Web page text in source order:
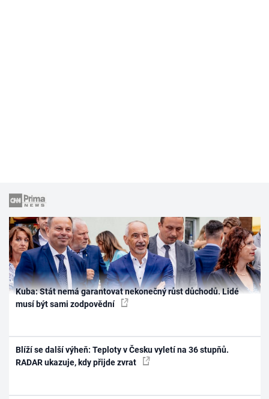
Kuba: Stát nemá garantovat nekonečný růst důchodů. Lidé
musí být sami zodpovědní
Blíží se další výheň: Teploty v Česku vyletí na 36 stupňů.
RADAR ukazuje, kdy přijde zvrat